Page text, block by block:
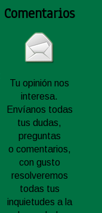
Comentarios
Tu opinión nos
interesa.
Envíanos todas
tus dudas,
preguntas
o comentarios,
con gusto
resolveremos
todas tus
inquietudes a la